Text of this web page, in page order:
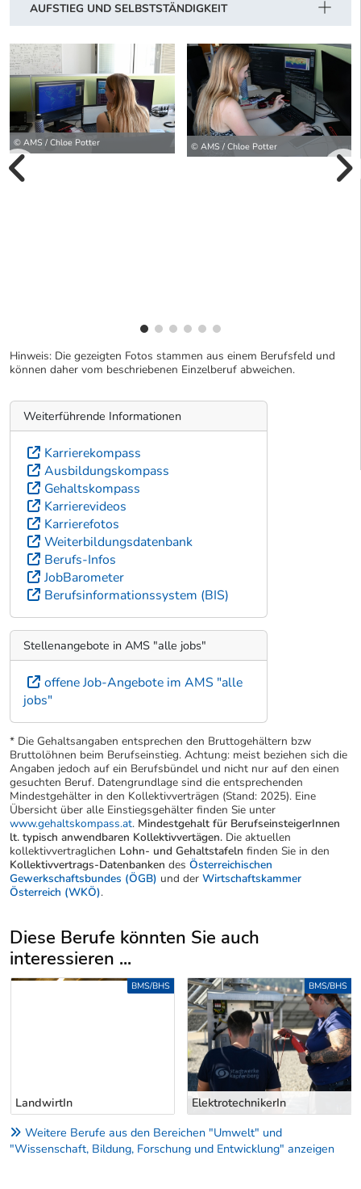
AUFSTIEG UND SELBSTSTÄNDIGKEIT
© AMS / Chloe Potter © AMS / Chloe Potter
Hinweis: Die gezeigten Fotos stammen aus einem Berufsfeld und
können daher vom beschriebenen Einzelberuf abweichen.
Weiterführende Informationen
Karrierekompass
Ausbildungskompass
Gehaltskompass
Karrierevideos
Karrierefotos
Weiterbildungsdatenbank
Berufs-Infos
JobBarometer
Berufsinformationssystem (BIS)
Stellenangebote in AMS "alle jobs"
offene Job-Angebote im AMS "alle
jobs"
* Die Gehaltsangaben entsprechen den Bruttogehältern bzw
Bruttolöhnen beim Berufseinstieg. Achtung: meist beziehen sich die
Angaben jedoch auf ein Berufsbündel und nicht nur auf den einen
gesuchten Beruf. Datengrundlage sind die entsprechenden
Mindestgehälter in den Kollektivverträgen (Stand: 2025). Eine
Übersicht über alle Einstiegsgehälter finden Sie unter
www.gehaltskompass.at. Mindestgehalt für BerufseinsteigerInnen
lt. typisch anwendbaren Kollektivvertägen. Die aktuellen
kollektivvertraglichen Lohn- und Gehaltstafeln finden Sie in den
Kollektivvertrags-Datenbanken des Österreichischen
Gewerkschaftsbundes (ÖGB) und der Wirtschaftskammer
Österreich (WKÖ).
Diese Berufe könnten Sie auch
interessieren ...
Uber weitere Berufsvorschläge
LandwirtIn
BMS/BHS
ElektrotechnikerIn
BMS/BHS
Weitere Berufe aus den Bereichen "Umwelt" und
"Wissenschaft, Bildung, Forschung und Entwicklung" anzeigen